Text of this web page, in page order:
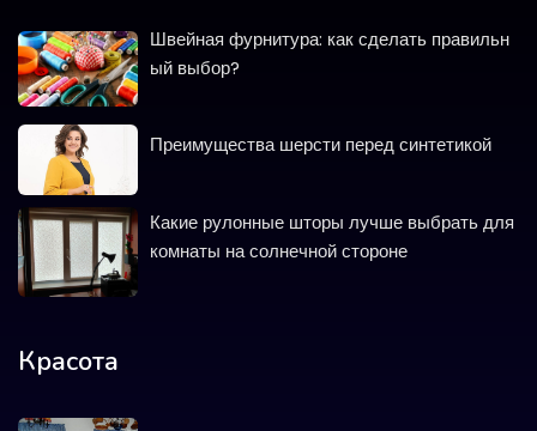
Швейная фурнитура: как сделать правильн
ый выбор?
Преимущества шерсти перед синтетикой
Какие рулонные шторы лучше выбрать для
комнаты на солнечной стороне
Красота